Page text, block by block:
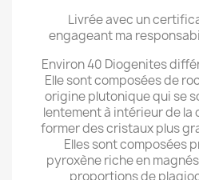
Livrée avec un
engageant ma
Environ 40 Diogenites
Elle sont composées de
origine plutonique qui se
lentement à intérieur de la
former des cristaux plus
Elles sont composées
pyroxène riche en
proportions de